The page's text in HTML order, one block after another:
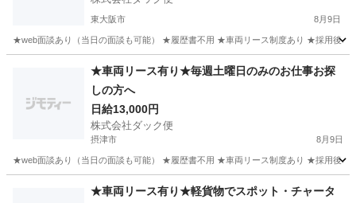
東大阪市 8月9日
★web面談あり（当日の面談も可能） ★履歴書不用 ★車両リース制度あり ★採用後、
物流 貨物
★車両リース有り★毎週土曜日のみのお仕事お探
しの方へ
日給13,000円
株式会社ダック便
摂津市 8月9日
★web面談あり（当日の面談も可能） ★履歴書不用 ★車両リース制度あり ★採用後、
物流 企業間
★車両リース有り★軽貨物でスポット・チャータ